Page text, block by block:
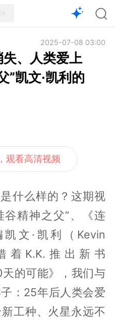
2025-07-08 03:00
、人类爱上
”凯文·凯利的
观看高清视频
什么样的？这期视
谷精神之父”、《连
文·凯利（Kevin
着K.K.推出新书
天的可能》，我们与
：25年后人类会爱
工种、火星永远不